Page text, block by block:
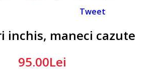
inchis, maneci cazute
95.00Lei
Tweet